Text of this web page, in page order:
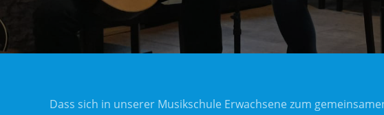
Dass sich in unserer Musikschule Erwachsene zum